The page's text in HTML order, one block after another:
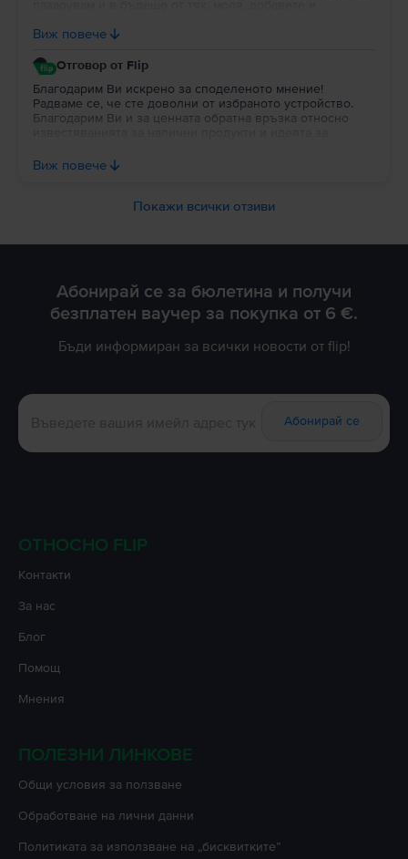
парички за пазаруване.
Виж повече
Отговор от Flip
Благодарим Ви искрено за споделеното мнение!
Радваме се, че сте доволни от избраното устройство.
Благодарим Ви и за ценната обратна връзка относно
върху подобряването на платформата и Вашите
Благодарим Ви за доверието!
Виж повече
Покажи всички отзиви
Абонирай се за бюлетина и получи
безплатен ваучер за покупка от 6 €.
Бъди информиран за всички новости от flip!
Абонирай се
ОТНОСНО FLIP
Контакти
За нас
Блог
Помощ
Мнения
ПОЛЕЗНИ ЛИНКОВЕ
Oбщи условия за ползване
Oбработване на лични данни
Политиката за използване на „бисквитките”